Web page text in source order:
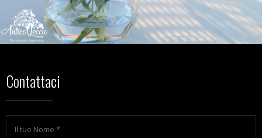
Contattaci